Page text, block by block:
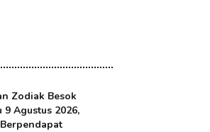
Zodiak Besok
9 Agustus 2026,